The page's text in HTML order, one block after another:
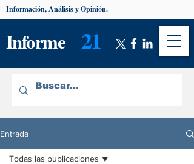
Informe 21
Información, Análisis y Opinión.
Entrada
Todas las publicaciones